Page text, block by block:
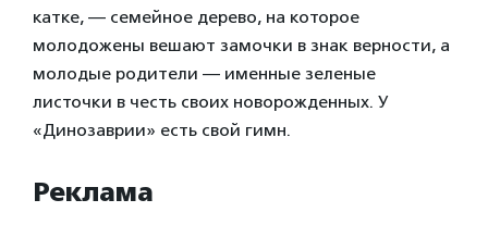
катке, — семейное дерево, на которое
молодожены вешают замочки в знак верности, а
молодые родители — именные зеленые
листочки в честь своих новорожденных. У
«Динозаврии» есть свой гимн.
Реклама